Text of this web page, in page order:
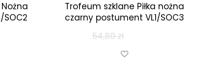
Trofeum szklane Piłka nożna
czarny postument VL1/SOC3
54,80zł